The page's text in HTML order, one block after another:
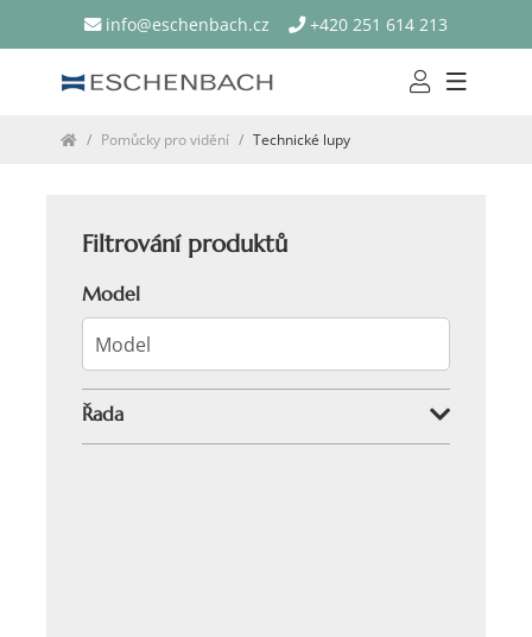
info@eschenbach.cz +420 251 614 213
Pomůcky pro vidění Technické lupy
Filtrování produktů
Model
Řada